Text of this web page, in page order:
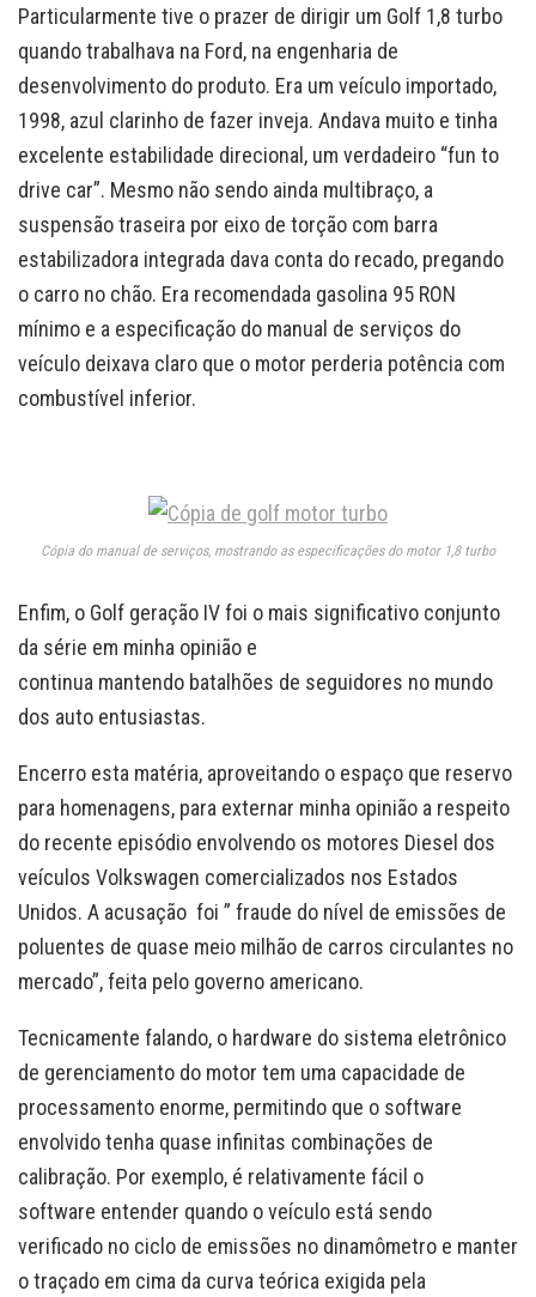
Particularmente tive o prazer de dirigir um Golf 1,8 turbo
quando trabalhava na Ford, na engenharia de
desenvolvimento do produto. Era um veículo importado,
1998, azul clarinho de fazer inveja. Andava muito e tinha
excelente estabilidade direcional, um verdadeiro “fun to
drive car”. Mesmo não sendo ainda multibraço, a
suspensão traseira por eixo de torção com barra
estabilizadora integrada dava conta do recado, pregando
o carro no chão. Era recomendada gasolina 95 RON
mínimo e a especificação do manual de serviços do
veículo deixava claro que o motor perderia potência com
combustível inferior.
Cópia do manual de serviços, mostrando as especificações do motor 1,8 turbo
Enfim, o Golf geração IV foi o mais significativo conjunto
da série em minha opinião e
continua mantendo batalhões de seguidores no mundo
dos auto entusiastas.
Encerro esta matéria, aproveitando o espaço que reservo
para homenagens, para externar minha opinião a respeito
do recente episódio envolvendo os motores Diesel dos
veículos Volkswagen comercializados nos Estados
Unidos. A acusação foi ” fraude do nível de emissões de
poluentes de quase meio milhão de carros circulantes no
mercado”, feita pelo governo americano.
Tecnicamente falando, o hardware do sistema eletrônico
de gerenciamento do motor tem uma capacidade de
processamento enorme, permitindo que o software
envolvido tenha quase infinitas combinações de
calibração. Por exemplo, é relativamente fácil o
software entender quando o veículo está sendo
verificado no ciclo de emissões no dinamômetro e manter
o traçado em cima da curva teórica exigida pela